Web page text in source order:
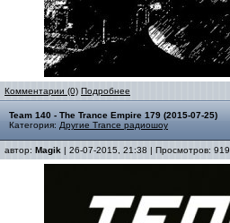
Комментарии (0) Подробнее
Team 140 - The Trance Empire 179 (2015-07-25)
Категория: Другие Trance радиошоу
автор: Magik | 26-07-2015, 21:38 | Просмотров: 919